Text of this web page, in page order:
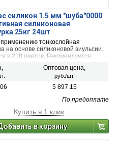
силикон 1.5 мм "шуба"0000
силиконовая
25кг 24шт
применению тонкослойная
на основе силиконовой эиульсии.
в 218 цветов. Рекомендуется
Оптовая цена,
руб./шт.
5 897.15
По предоплате
Купить в 1 клик
в корзину